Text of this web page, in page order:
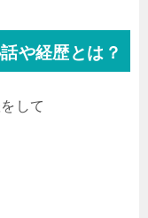
や経歴とは？
して